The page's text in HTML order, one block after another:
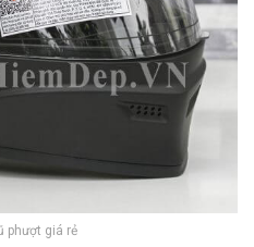
phượt giá rẻ